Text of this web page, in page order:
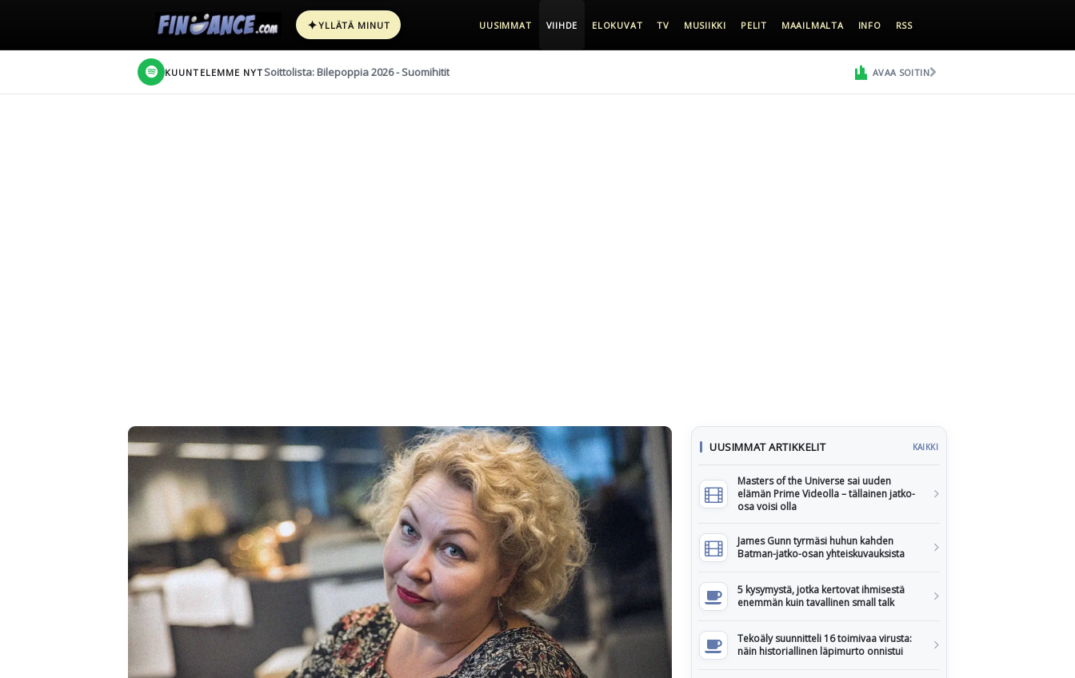
✦YLLÄTÄ MINUT UUSIMMAT VIIHDE ELOKUVAT TV MUSIIKKI PELIT MAAILMALTA INFO RSS
KUUNTELEMME NYT Soittolista: Bilepoppia 2026 - Suomihitit AVAA SOITIN
UUSIMMAT ARTIKKELIT KAIKKI
Masters of the Universe sai uuden
elämän Prime Videolla – tällainen jatko-
osa voisi olla
James Gunn tyrmäsi huhun kahden
Batman-jatko-osan yhteiskuvauksista
5 kysymystä, jotka kertovat ihmisestä
enemmän kuin tavallinen small talk
Tekoäly suunnitteli 16 toimivaa virusta:
näin historiallinen läpimurto onnistui